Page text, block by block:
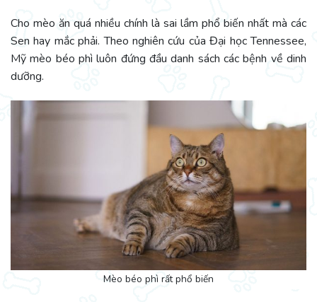
Cho mèo ăn quá nhiều chính là sai lầm phổ biến nhất mà các
Sen hay mắc phải. Theo nghiên cứu của Đại học Tennessee,
Mỹ mèo béo phì luôn đứng đầu danh sách các bệnh về dinh
dưỡng.
Mèo béo phì rất phổ biến